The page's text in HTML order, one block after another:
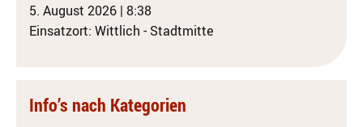
5. August 2026 | 8:38
Einsatzort: Wittlich - Stadtmitte
Info’s nach Kategorien